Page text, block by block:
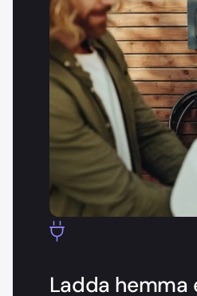
Ladda hemma